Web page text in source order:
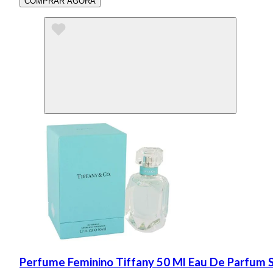
Perfume Feminino Tiffany 50 Ml Eau De Parfum